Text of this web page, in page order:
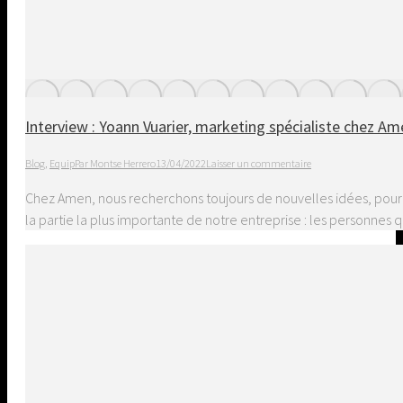
Interview : Yoann Vuarier, marketing spécialiste chez
Blog EquipPar Montse Herrero13/04/2022Laisser un commentaire
Chez Amen, nous recherchons toujours de nouvelles idées,
la partie la plus importante de notre entreprise : les